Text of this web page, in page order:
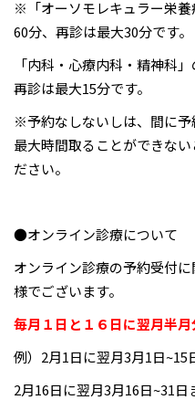
※「オーソモレキュラー栄
60分、再診は最大30分です。
「内科・心療内科・精神科
再診は最大15分です。
※予約なしないしは、間に
最大時間取ることができな
ださい。
●オンライン診療について
オンライン診療の予約受付
様でございます。
毎月１日と１６日に翌月半月
例）2月1日に翌月3月1日
2月16日に翌月3月16日~31